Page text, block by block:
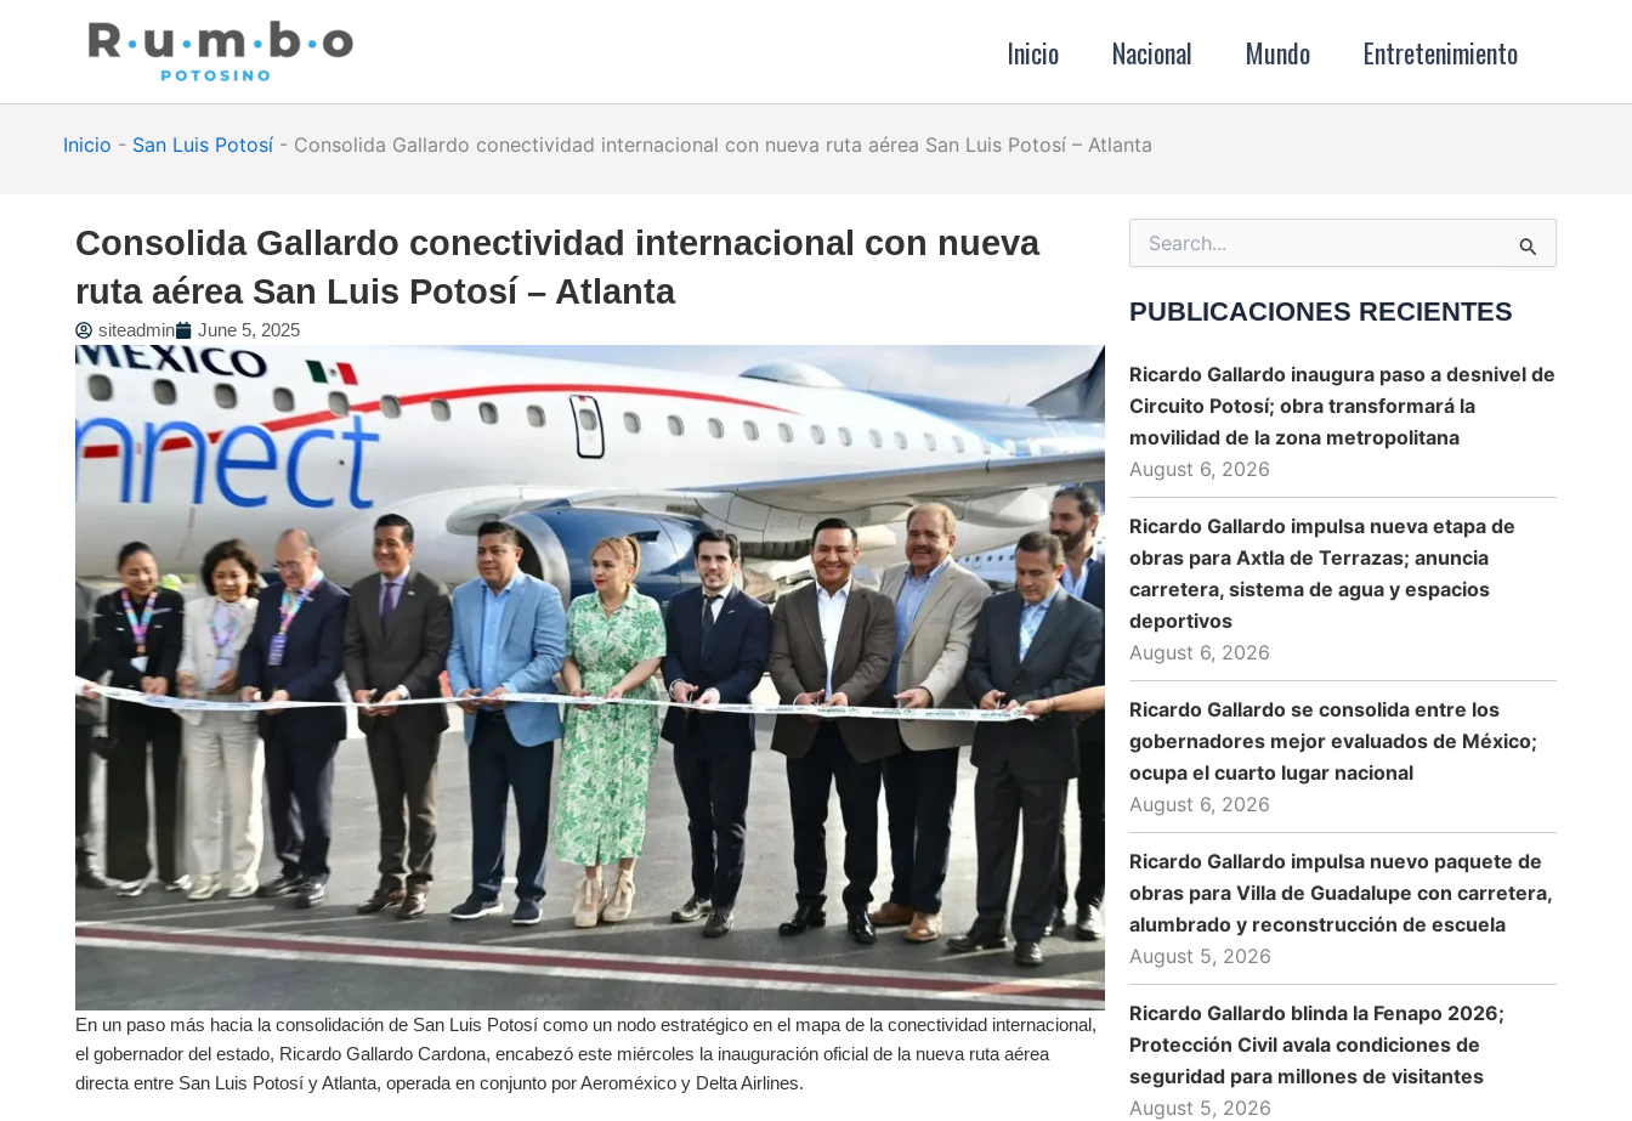
Inicio Nacional Mundo Entretenimiento
Inicio - San Luis Potosí - Consolida Gallardo conectividad internacional con nueva ruta aérea San Luis Potosí – Atlanta
Consolida Gallardo conectividad internacional con nueva
ruta aérea San Luis Potosí – Atlanta
siteadmin June 5, 2025
En un paso más hacia la consolidación de San Luis Potosí como un nodo estratégico en el mapa de la conectividad internacional,
el gobernador del estado, Ricardo Gallardo Cardona, encabezó este miércoles la inauguración oficial de la nueva ruta aérea
directa entre San Luis Potosí y Atlanta, operada en conjunto por Aeroméxico y Delta Airlines.
Search
for:
PUBLICACIONES RECIENTES
Ricardo Gallardo inaugura paso a desnivel de
Circuito Potosí; obra transformará la
movilidad de la zona metropolitana
August 6, 2026
Ricardo Gallardo impulsa nueva etapa de
obras para Axtla de Terrazas; anuncia
carretera, sistema de agua y espacios
deportivos
August 6, 2026
Ricardo Gallardo se consolida entre los
gobernadores mejor evaluados de México;
ocupa el cuarto lugar nacional
August 6, 2026
Ricardo Gallardo impulsa nuevo paquete de
obras para Villa de Guadalupe con carretera,
alumbrado y reconstrucción de escuela
August 5, 2026
Ricardo Gallardo blinda la Fenapo 2026;
Protección Civil avala condiciones de
seguridad para millones de visitantes
August 5, 2026